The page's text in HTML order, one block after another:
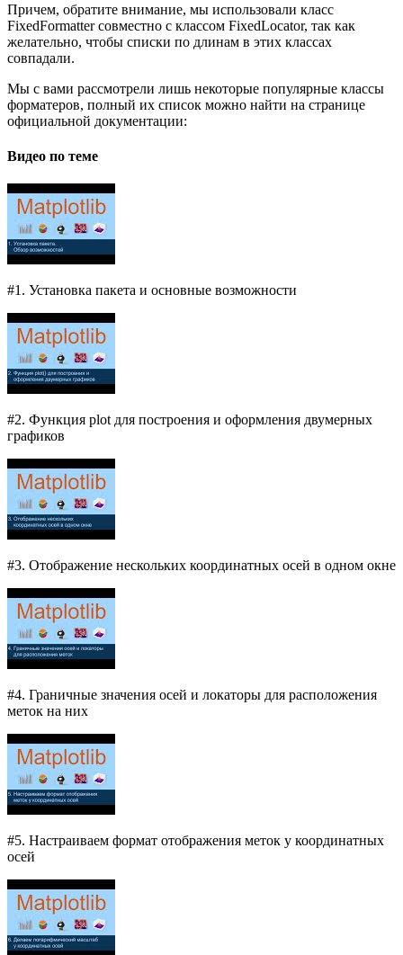
Причем, обратите внимание, мы использовали класс
FixedFormatter совместно с классом FixedLocator, так как
желательно, чтобы списки по длинам в этих классах
совпадали.
Мы с вами рассмотрели лишь некоторые популярные классы
форматеров, полный их список можно найти на странице
официальной документации:
Видео по теме
#1. Установка пакета и основные возможности
#2. Функция plot для построения и оформления двумерных
графиков
#3. Отображение нескольких координатных осей в одном окне
#4. Граничные значения осей и локаторы для расположения
меток на них
#5. Настраиваем формат отображения меток у координатных
осей